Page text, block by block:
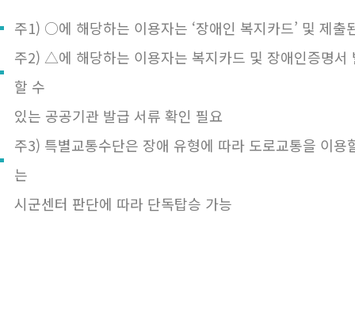
주1) ○에 해당하는 이용자는 ‘장애인 복지카드’ 및 제
주2) △에 해당하는 이용자는 복지카드 및 장애인증명서
할 수
있는 공공기관 발급 서류 확인 필요
주3) 특별교통수단은 장애 유형에 따라 도로교통을 이
는
시군센터 판단에 따라 단독탑승 가능